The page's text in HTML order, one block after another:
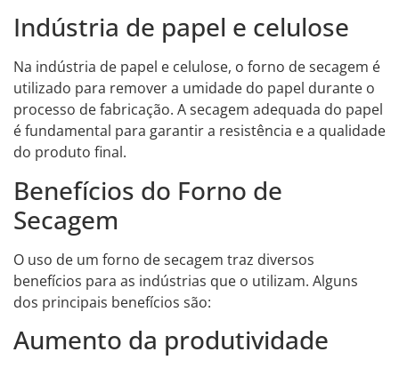
Indústria de papel e celulose
Na indústria de papel e celulose, o forno de secagem é
utilizado para remover a umidade do papel durante o
processo de fabricação. A secagem adequada do papel
é fundamental para garantir a resistência e a qualidade
do produto final.
Benefícios do Forno de
Secagem
O uso de um forno de secagem traz diversos
benefícios para as indústrias que o utilizam. Alguns
dos principais benefícios são:
Aumento da produtividade